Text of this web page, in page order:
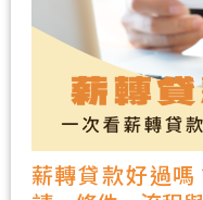
薪轉貸款好過